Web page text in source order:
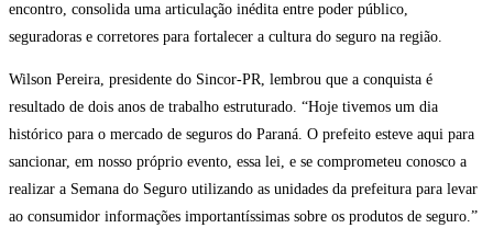
encontro, consolida uma articulação inédita entre poder público,
seguradoras e corretores para fortalecer a cultura do seguro na região.
Wilson Pereira, presidente do Sincor-PR, lembrou que a conquista é
resultado de dois anos de trabalho estruturado. “Hoje tivemos um dia
histórico para o mercado de seguros do Paraná. O prefeito esteve aqui para
sancionar, em nosso próprio evento, essa lei, e se comprometeu conosco a
realizar a Semana do Seguro utilizando as unidades da prefeitura para levar
ao consumidor informações importantíssimas sobre os produtos de seguro.”